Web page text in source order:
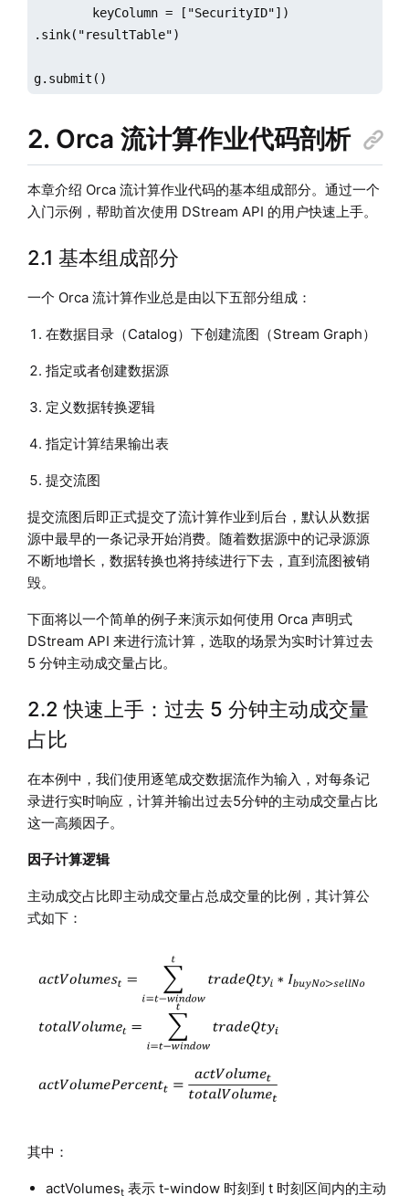
        keyColumn = ["SecurityID"])
.sink("resultTable")
g.submit()
2. Orca 流计算作业代码剖析
本章介绍 Orca 流计算作业代码的基本组成部分。通过一个
入门示例，帮助首次使用 DStream API 的用户快速上手。
2.1 基本组成部分
一个 Orca 流计算作业总是由以下五部分组成：
在数据目录（Catalog）下创建流图（Stream Graph）
指定或者创建数据源
定义数据转换逻辑
指定计算结果输出表
提交流图
提交流图后即正式提交了流计算作业到后台，默认从数据
源中最早的一条记录开始消费。随着数据源中的记录源源
不断地增长，数据转换也将持续进行下去，直到流图被销
毁。
下面将以一个简单的例子来演示如何使用 Orca 声明式
DStream API 来进行流计算，选取的场景为实时计算过去
5 分钟主动成交量占比。
2.2 快速上手：过去 5 分钟主动成交量
占比
在本例中，我们使用逐笔成交数据流作为输入，对每条记
录进行实时响应，计算并输出过去5分钟的主动成交量占比
这一高频因子。
因子计算逻辑
主动成交占比即主动成交量占总成交量的比例，其计算公
式如下：
其中：
actVolumest表示 t-window 时刻到 t 时刻区间内的主动